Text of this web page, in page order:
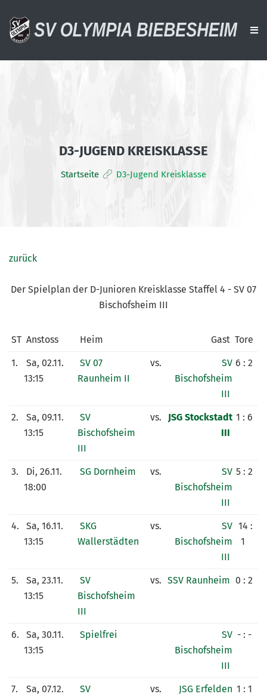
ALTE HERREN
JUGENDTEAMS
VERANSTALTUNGEN
ARCHIV
D3-JUGEND KREISKLASSE
Startseite D3-Jugend Kreisklasse
zurück
Der Spielplan der D-Junioren Kreisklasse Staffel 4 - SV 07
Bischofsheim III
ST Anstoss Heim Gast Tore
1.
Sa, 02.11.
13:15
SV 07
Raunheim II
vs.
SV
Bischofsheim
III
6 : 2
2.
Sa, 09.11.
13:15
SV
Bischofsheim
III
vs.
JSG Stockstadt
III
1 : 6
3.
Di, 26.11.
18:00
SG Dornheim vs.
SV
Bischofsheim
III
5 : 2
4.
Sa, 16.11.
13:15
SKG
Wallerstädten
vs.
SV
Bischofsheim
III
14 :
1
5.
Sa, 23.11.
13:15
SV
Bischofsheim
III
vs. SSV Raunheim 0 : 2
6.
Sa, 30.11.
13:15
Spielfrei
SV
Bischofsheim
III
- : -
7.
Sa, 07.12.
SV
vs.
JSG Erfelden 1 : 1